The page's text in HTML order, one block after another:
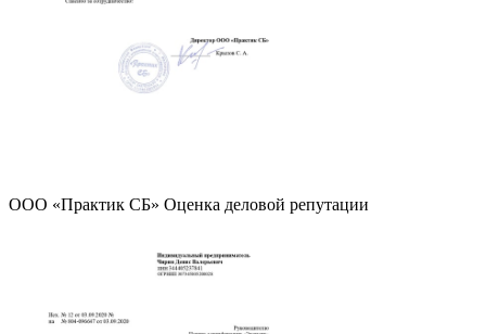
ООО «Практик СБ» Оценка деловой репутации